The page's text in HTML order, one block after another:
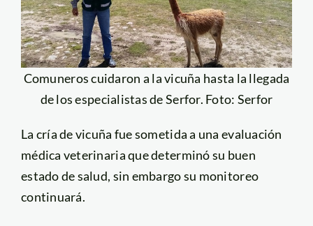
Comuneros cuidaron a la vicuña hasta la llegada
de los especialistas de Serfor. Foto: Serfor
La cría de vicuña fue sometida a una evaluación
médica veterinaria que determinó su buen
estado de salud, sin embargo su monitoreo
continuará.